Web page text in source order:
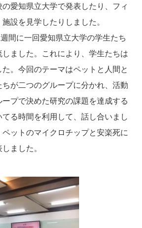
愛知県立大学で発表したり、フィ
設を見学したりしました。
間に一回愛知県立大学の学生たち
ました。これにより、学生たちは
。今回のテーマはペットと人間と
が二つのグループに分かれ、活動
プで決めた研究の課題を達成する
る時間を利用して、話し合いまし
ットのマイクロチップと安楽死に
ました。